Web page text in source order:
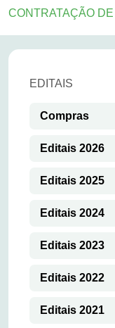
CONTRATAÇÃO
EDITAIS
Compras
Editais 2026
Editais 2025
Editais 2024
Editais 2023
Editais 2022
Editais 2021